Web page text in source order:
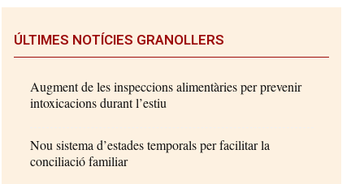
ÚLTIMES NOTÍCIES GRANOLLERS
Augment de les inspeccions alimentàries per prevenir
intoxicacions durant l’estiu
Nou sistema d’estades temporals per facilitar la
conciliació familiar